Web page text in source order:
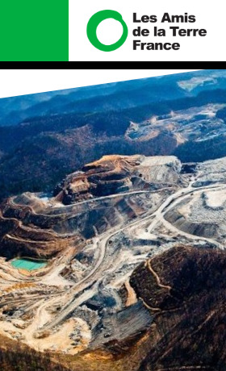
Nous connaître
Histoire
Manifeste
Missions et méthodes
Valeurs
Équipes et
fonctionnement
Le réseau dans le monde
Nos alliés
Je soutiens les Amis de la
Terre